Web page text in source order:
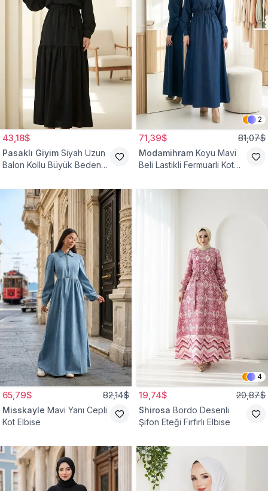
43,18$
Pasaklı Giyim Siyah Uzun
Balon Kollu Büyük Beden
2
71,39$ 81,07$
Modamihram Koyu Mavi
Beli Lastikli Fermuarlı Kot
65,79$ 82,14$
Misskayle Mavi Yanı Cepli
Kot Elbise
4
19,74$ 20,87$
Shirosa Bordo Desenli
Şifon Eteği Fırfırlı Elbise